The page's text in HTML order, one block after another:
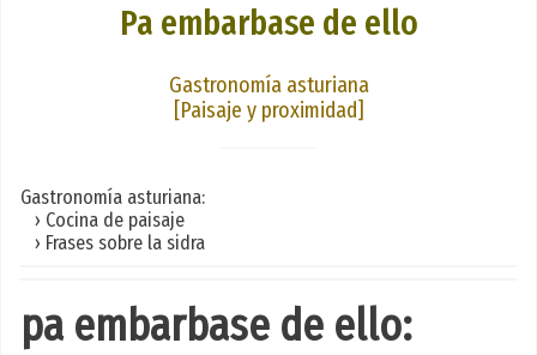
Pa embarbase de ello
Gastronomía asturiana
[Paisaje y proximidad]
Gastronomía asturiana:
› Cocina de paisaje
› Frases sobre la sidra
pa embarbase de ello: